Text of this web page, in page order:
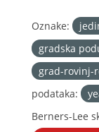
Oznake:
gradska
grad-rovinj-
podataka:
Berners-Lee